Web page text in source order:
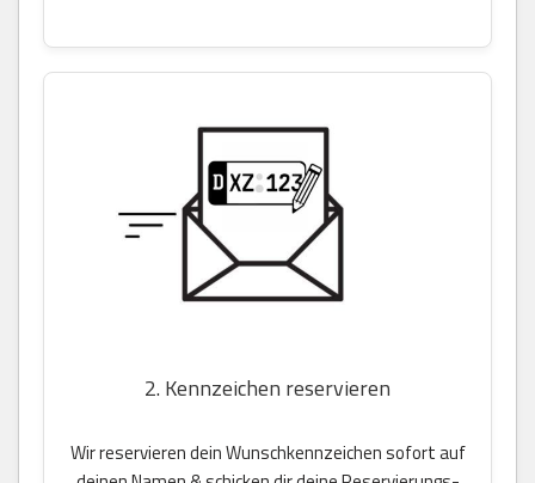
2. Kennzeichen reservieren
Wir reservieren dein Wunschkennzeichen sofort auf